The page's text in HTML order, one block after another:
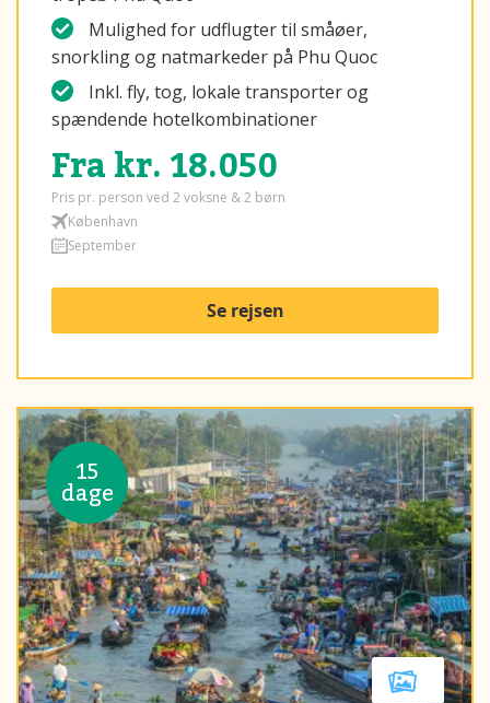
Mulighed for udflugter til småøer,
snorkling og natmarkeder på Phu Quoc
Inkl. fly, tog, lokale transporter og
spændende hotelkombinationer
Fra kr. 18.050
Pris pr. person ved 2 voksne & 2 børn
København
September
Se rejsen
15
dage